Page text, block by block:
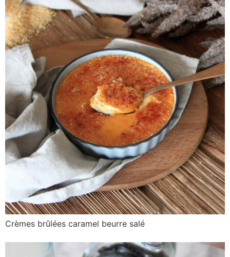
Crèmes brûlées caramel beurre salé